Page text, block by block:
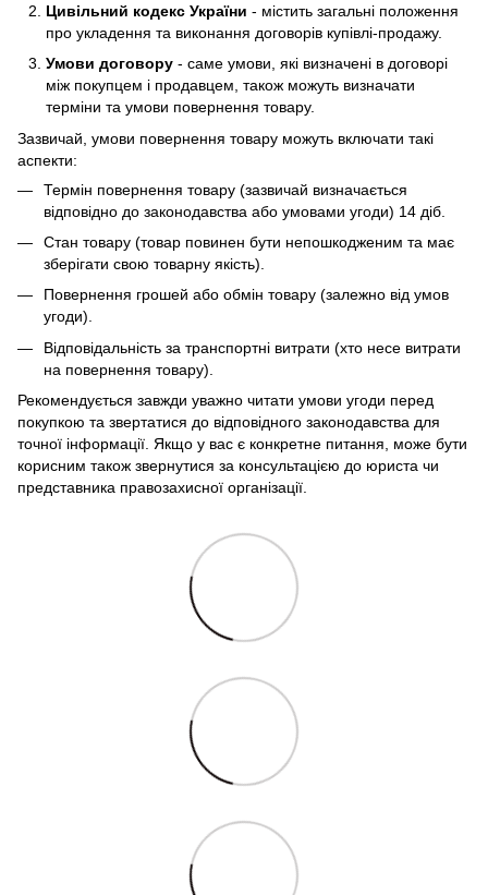
Цивільний кодекс України - містить загальні положення
про укладення та виконання договорів купівлі-продажу.
Умови договору - саме умови, які визначені в договорі
між покупцем і продавцем, також можуть визначати
терміни та умови повернення товару.
Зазвичай, умови повернення товару можуть включати такі
аспекти:
Термін повернення товару (зазвичай визначається
відповідно до законодавства або умовами угоди) 14 діб.
Стан товару (товар повинен бути непошкодженим та має
зберігати свою товарну якість).
Повернення грошей або обмін товару (залежно від умов
угоди).
Відповідальність за транспортні витрати (хто несе витрати
на повернення товару).
Рекомендується завжди уважно читати умови угоди перед
покупкою та звертатися до відповідного законодавства для
точної інформації. Якщо у вас є конкретне питання, може бути
корисним також звернутися за консультацією до юриста чи
представника правозахисної організації.